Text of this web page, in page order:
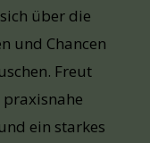
über die
und Chancen
Freut
ein starkes